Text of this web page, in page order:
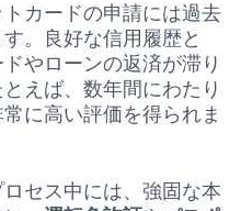
カードの申請には過去
。良好な信用履歴と
やローンの返済が滞り
えば、数年間にわたり
に高い評価を得られま
ロセス中には、強固な本